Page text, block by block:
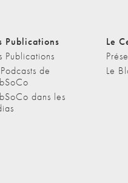
Publications
Publications
de
dans les
Le
Le